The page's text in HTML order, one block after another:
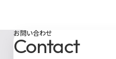
お問い合わせ
Contact